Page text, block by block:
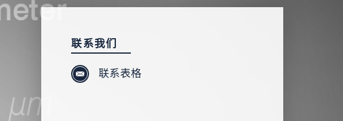
联系我们
联系表格